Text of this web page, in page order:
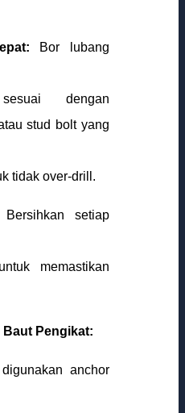
Bor lubang
dengan
stud bolt yang
tidak over-drill.
Bersihkan setiap
memastikan
Baut Pengikat:
anchor